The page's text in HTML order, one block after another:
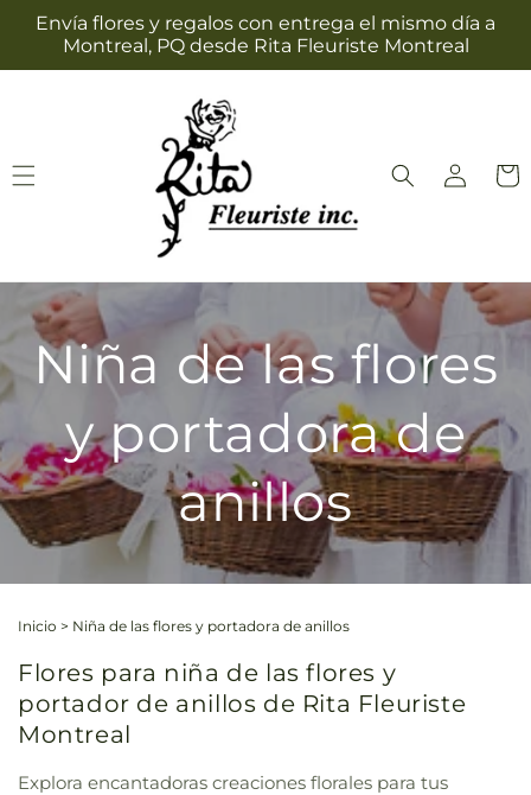
directamente
al contenido
Envía flores y regalos con entrega el mismo día a
Montreal, PQ desde Rita Fleuriste Montreal
Iniciar
sesión
Niña de las flores
y portadora de
anillos
Inicio > Niña de las flores y portadora de anillos
Flores para niña de las flores y
portador de anillos de Rita Fleuriste
Montreal
Explora encantadoras creaciones florales para tus